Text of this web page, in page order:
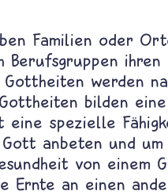
Familien oder
Berufsgruppen ihren
Gottheiten werden
bilden
spezielle
Gott anbeten und
von
Ernte an einen